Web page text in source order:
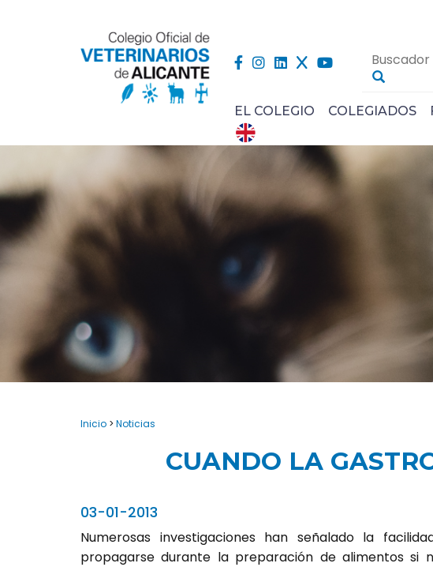
EL COLEGIO COLEGIADOS
Inicio > Noticias
CUANDO LA
03-01-2013
Numerosas investigaciones han señalado la
propagarse durante la preparación de alimentos si